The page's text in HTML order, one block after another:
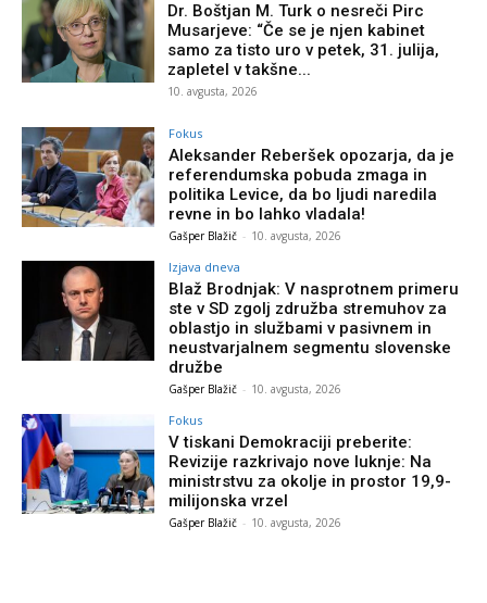
Dr. Boštjan M. Turk o nesreči Pirc
Musarjeve: “Če se je njen kabinet
samo za tisto uro v petek, 31. julija,
zapletel v takšne...
10. avgusta, 2026
Fokus
Aleksander Reberšek opozarja, da je
referendumska pobuda zmaga in
politika Levice, da bo ljudi naredila
revne in bo lahko vladala!
Gašper Blažič - 10. avgusta, 2026
Izjava dneva
Blaž Brodnjak: V nasprotnem primeru
ste v SD zgolj združba stremuhov za
oblastjo in službami v pasivnem in
neustvarjalnem segmentu slovenske
družbe
Gašper Blažič - 10. avgusta, 2026
Fokus
V tiskani Demokraciji preberite:
Revizije razkrivajo nove luknje: Na
ministrstvu za okolje in prostor 19,9-
milijonska vrzel
Gašper Blažič - 10. avgusta, 2026